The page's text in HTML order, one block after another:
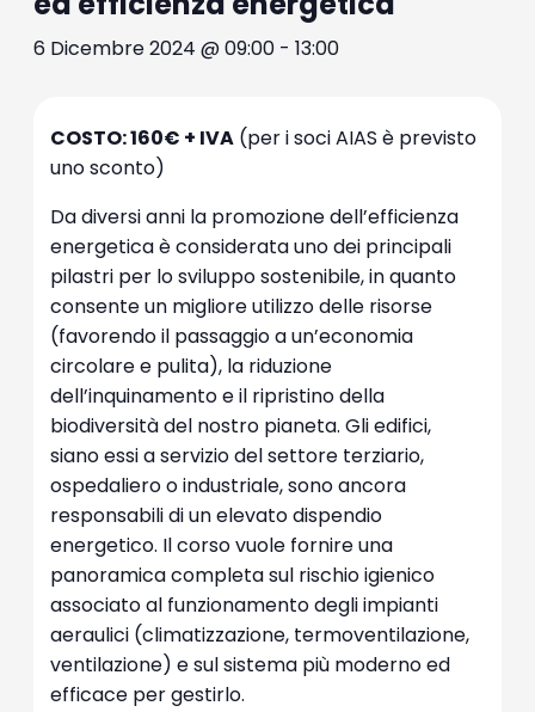
6 Dicembre 2024 @ 09:00- 13:00
COSTO: 160€ + IVA (per i soci AIAS è previsto
uno sconto)
Da diversi anni la promozione dell’efficienza
energetica è considerata uno dei principali
pilastri per lo sviluppo sostenibile, in quanto
consente un migliore utilizzo delle risorse
(favorendo il passaggio a un’economia
circolare e pulita), la riduzione
dell’inquinamento e il ripristino della
biodiversità del nostro pianeta. Gli edifici,
siano essi a servizio del settore terziario,
ospedaliero o industriale, sono ancora
responsabili di un elevato dispendio
energetico. Il corso vuole fornire una
panoramica completa sul rischio igienico
associato al funzionamento degli impianti
aeraulici (climatizzazione, termoventilazione,
ventilazione) e sul sistema più moderno ed
efficace per gestirlo.